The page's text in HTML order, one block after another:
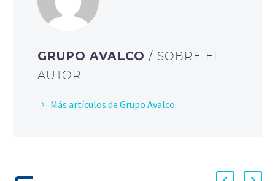
GRUPO AVALCO/ SOBRE EL
AUTOR
Más artículos de Grupo Avalco